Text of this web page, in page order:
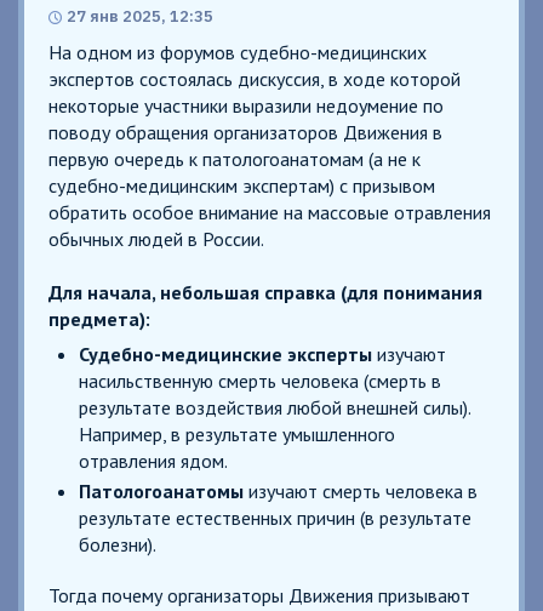
27 янв 2025, 12:35
На одном из форумов судебно-медицинских
экспертов состоялась дискуссия, в ходе которой
некоторые участники выразили недоумение по
поводу обращения организаторов Движения в
первую очередь к патологоанатомам (а не к
судебно-медицинским экспертам) с призывом
обратить особое внимание на массовые отравления
обычных людей в России.
Для начала, небольшая справка (для понимания
предмета):
Судебно-медицинские эксперты изучают
насильственную смерть человека (смерть в
результате воздействия любой внешней силы).
Например, в результате умышленного
отравления ядом.
Патологоанатомы изучают смерть человека в
результате естественных причин (в результате
болезни).
Тогда почему организаторы Движения призывают